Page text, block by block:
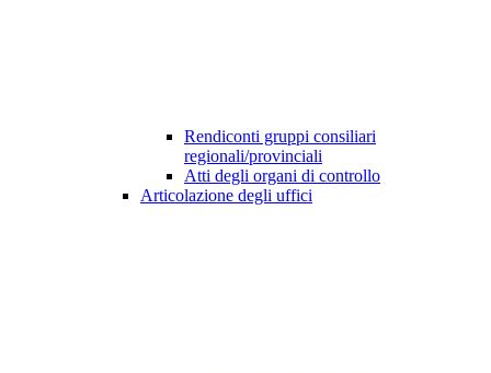
Rendiconti gruppi consiliari
regionali/provinciali
Atti degli organi di controllo
Articolazione degli uffici